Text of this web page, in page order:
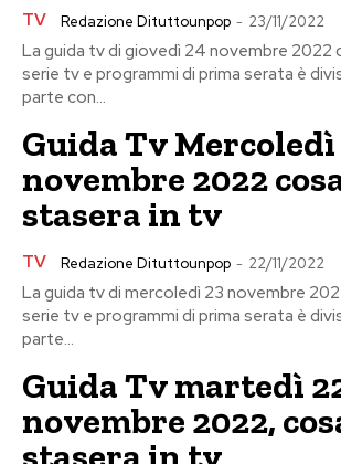
TV Redazione Dituttounpop - 23/11/2022
La guida tv di giovedì 24 novembre 2022
serie tv e programmi di prima serata è
parte con...
Guida Tv Mercoledì
novembre 2022 cosa
stasera in tv
TV Redazione Dituttounpop - 22/11/2022
La guida tv di mercoledì 23 novembre
serie tv e programmi di prima serata è
parte...
Guida Tv martedì
novembre 2022,